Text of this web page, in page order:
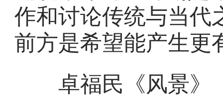
作和讨论传统与当代
前方是希望能产生更
卓福民《风景》